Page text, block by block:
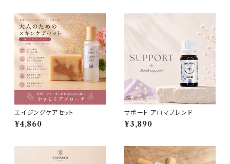
エイジングケアセット
¥4,860
サポート アロマブレンド
¥3,890